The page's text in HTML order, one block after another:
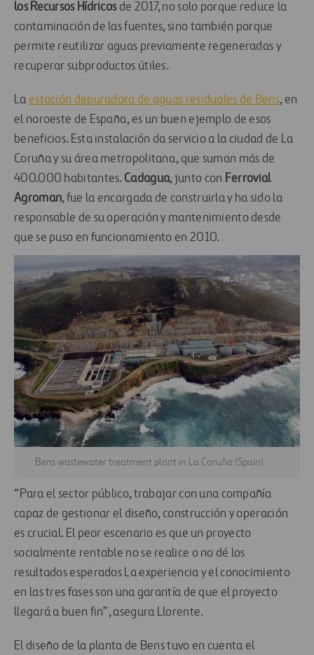
los Recursos Hídricosde 2017, no solo porque reduce la
contaminación de las fuentes, sino también porque
permite reutilizar aguas previamente regeneradas y
recuperar subproductos útiles.
La estación depuradora de aguas residuales de Bens, en
el noroeste de España, es un buen ejemplo de esos
beneficios. Esta instalación da servicio a la ciudad de La
Coruña y su área metropolitana, que suman más de
400.000 habitantes. Cadagua, junto con Ferrovial
Agroman, fue la encargada de construirla y ha sido la
responsable de su operación y mantenimiento desde
que se puso en funcionamiento en 2010.
Bens wastewater treatment plant in La Coruña (Spain)
“Para el sector público, trabajar con una compañía
capaz de gestionar el diseño, construcción y operación
es crucial. El peor escenario es que un proyecto
socialmente rentable no se realice o no dé los
resultados esperados La experiencia y el conocimiento
en las tres fases son una garantía de que el proyecto
llegará a buen fin”, asegura Llorente.
El diseño de la planta de Bens tuvo en cuenta el